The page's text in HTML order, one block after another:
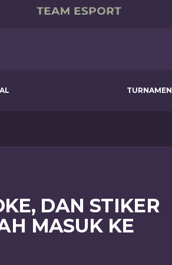
TURNAMEN
DAN STIKER
MASUK KE